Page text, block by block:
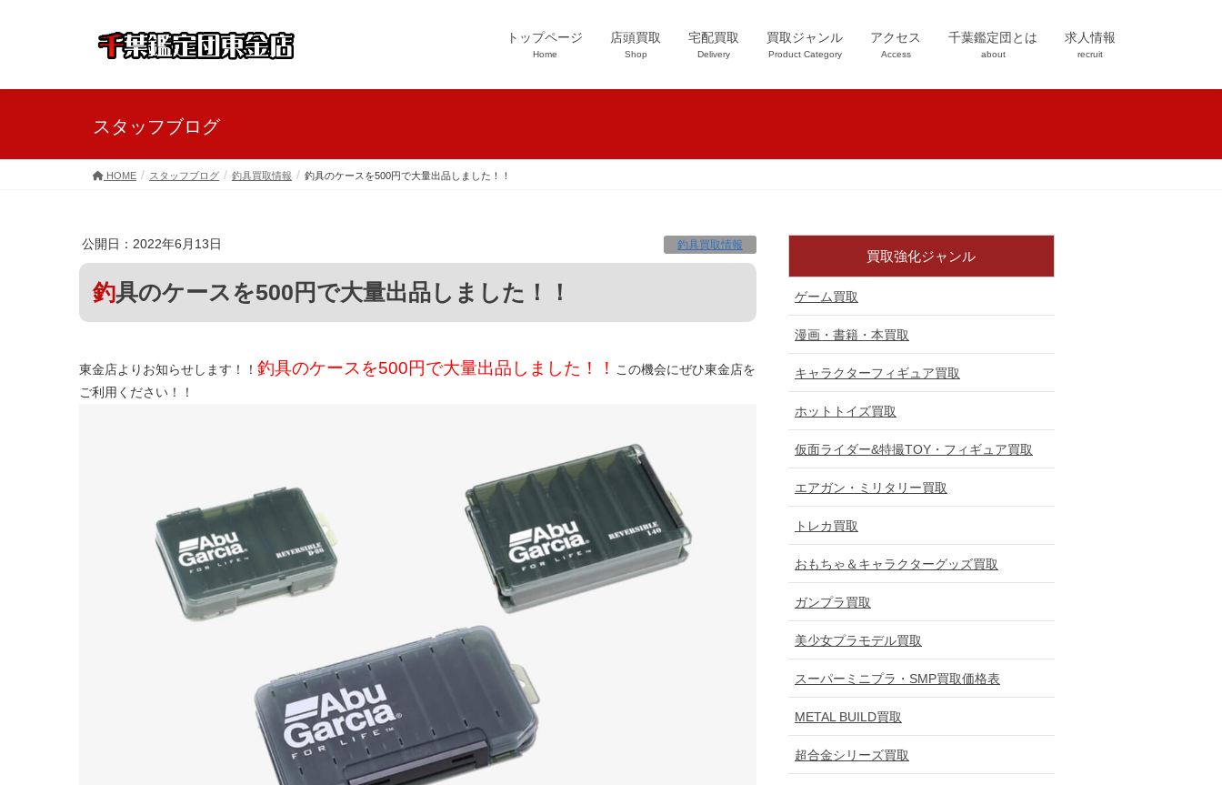
トップページ
Home
店頭買取
Shop
宅配買取
Delivery
買取ジャンル
Product Category
アクセス
Access
千葉鑑定団とは
about
求人情報
recruit
スタッフブログ
HOME スタッフブログ 釣具買取情報 釣具のケースを500円で大量出品しました！！
公開日：2022年6月13日 釣具買取情報
釣具のケースを500円で大量出品しました！！
東金店よりお知らせします！！ 釣具のケースを500円で大量出品しました！！
この機会にぜひ東金店を
ご利用ください！！
買取強化ジャンル
ゲーム買取
漫画・書籍・本買取
キャラクターフィギュア買取
ホットトイズ買取
仮面ライダー&特撮TOY・フィギュア買取
エアガン・ミリタリー買取
トレカ買取
おもちゃ＆キャラクターグッズ買取
ガンプラ買取
美少女プラモデル買取
スーパーミニプラ・SMP買取価格表
METAL BUILD買取
超合金シリーズ買取